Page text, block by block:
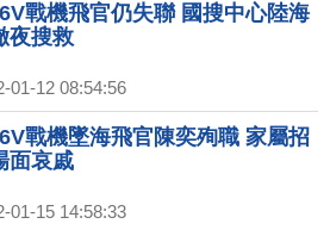
戰機飛官仍失聯 國搜中心陸海
夜搜救
01-12 08:54:56
戰機墜海飛官陳奕殉職 家屬招
面哀戚
01-15 14:58:33